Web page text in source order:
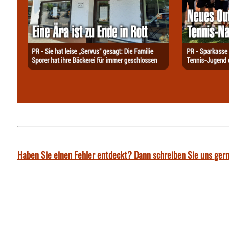
Haben Sie einen Fehler entdeckt? Dann schreiben Sie uns